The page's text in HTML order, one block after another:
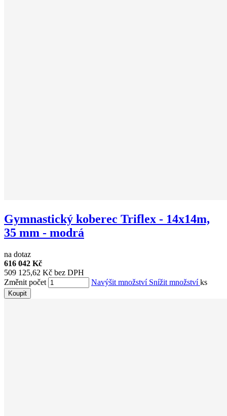
Gymnastický koberec Triflex - 14x14m,
35 mm - modrá
na dotaz
616 042 Kč
509 125,62 Kč bez DPH
Změnit počet
Navýšit množství Snížit množstvíks
Koupit